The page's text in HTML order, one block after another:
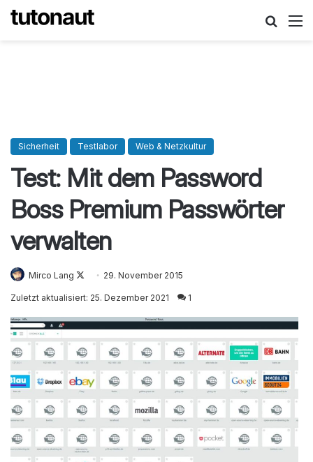
Sicherheit Testlabor Web & Netzkultur
Test: Mit dem Password
Boss Premium Passwörter
verwalten
Mirco Lang
Follow
on
29. November 2015
Zuletzt aktualisiert: 25. Dezember 2021 1